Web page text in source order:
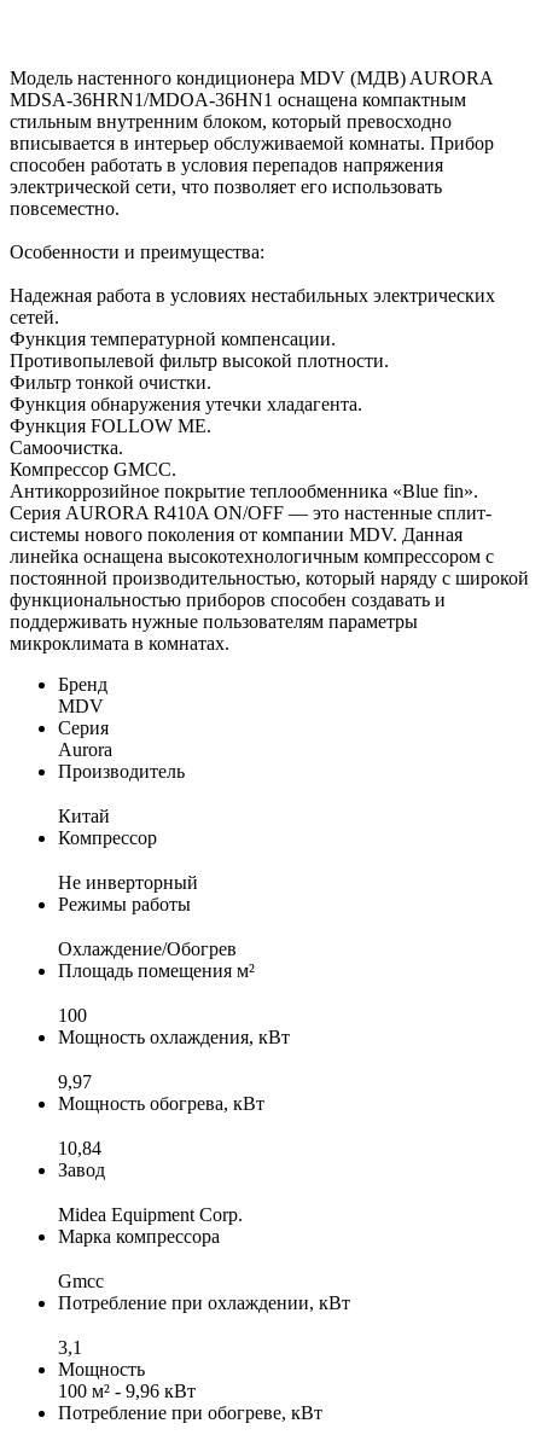
Модель настенного кондиционера MDV (МДВ) AURORA
MDSA-36HRN1/MDOA-36HN1 оснащена компактным
стильным внутренним блоком, который превосходно
вписывается в интерьер обслуживаемой комнаты. Прибор
способен работать в условия перепадов напряжения
электрической сети, что позволяет его использовать
повсеместно.
Особенности и преимущества:
Надежная работа в условиях нестабильных электрических
сетей.
Функция температурной компенсации.
Противопылевой фильтр высокой плотности.
Фильтр тонкой очистки.
Функция обнаружения утечки хладагента.
Функция FOLLOW ME.
Самоочистка.
Компрессор GMCC.
Антикоррозийное покрытие теплообменника «Blue fin».
Серия AURORA R410A ON/OFF — это настенные сплит-
системы нового поколения от компании MDV. Данная
линейка оснащена высокотехнологичным компрессором с
постоянной производительностью, который наряду с широкой
функциональностью приборов способен создавать и
поддерживать нужные пользователям параметры
микроклимата в комнатах.
Бренд
MDV
Серия
Aurora
Производитель
Китай
Компрессор
Не инверторный
Режимы работы
Охлаждение/Обогрев
Площадь помещения м²
100
Мощность охлаждения, кВт
9,97
Мощность обогрева, кВт
10,84
Завод
Midea Equipment Corp.
Марка компрессора
Gmcc
Потребление при охлаждении, кВт
3,1
Мощность
100 м² - 9,96 кВт
Потребление при обогреве, кВт